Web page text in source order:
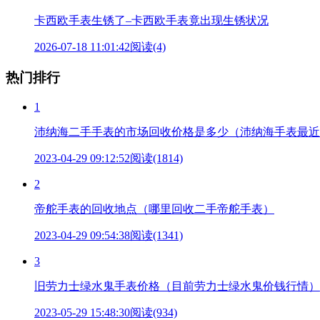
卡西欧手表生锈了–卡西欧手表竟出现生锈状况
2026-07-18 11:01:42阅读(4)
热门排行
1
沛纳海二手手表的市场回收价格是多少（沛纳海手表最近
2023-04-29 09:12:52阅读(1814)
2
帝舵手表的回收地点（哪里回收二手帝舵手表）
2023-04-29 09:54:38阅读(1341)
3
旧劳力士绿水鬼手表价格（目前劳力士绿水鬼价钱行情）
2023-05-29 15:48:30阅读(934)